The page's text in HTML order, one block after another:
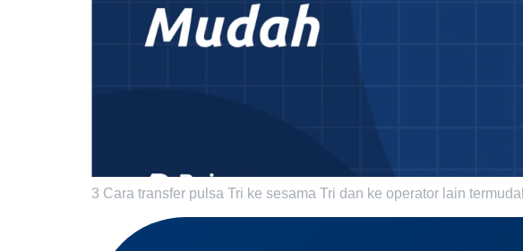
3 Cara transfer pulsa Tri ke sesama Tri dan ke operator lain